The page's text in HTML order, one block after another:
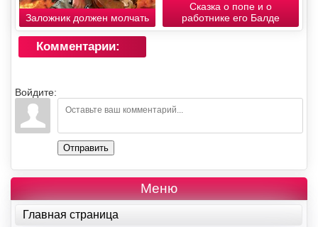
Заложник должен молчать
Сказка о попе и о
работнике его Балде
Комментарии:
Войдите:
Отправить
Меню
Главная страница